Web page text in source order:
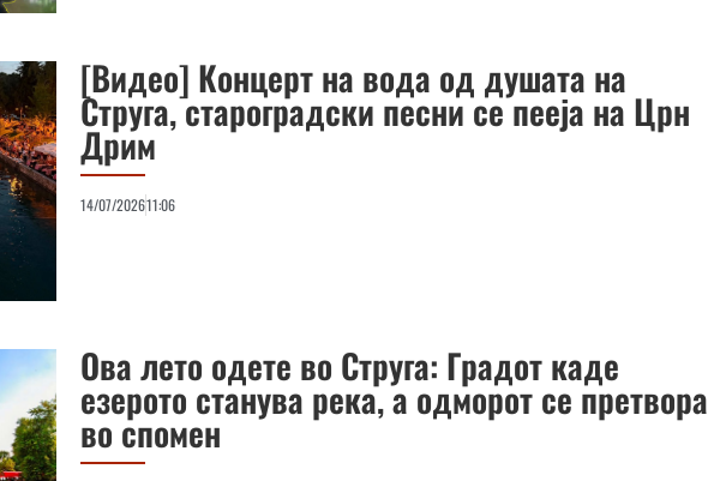
[Видео] Концерт на вода од душата на
Струга, староградски песни се пееја на Црн
Дрим
14/07/202611:06
Ова лето одете во Струга: Градот каде
езерото станува река, а одморот се претвора
во спомен